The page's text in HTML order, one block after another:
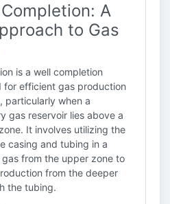
A
to Gas
is a well completion
for efficient gas production
particularly when a
gas reservoir lies above a
It involves utilizing the
casing and tubing in a
from the upper zone to
from the deeper
the tubing.